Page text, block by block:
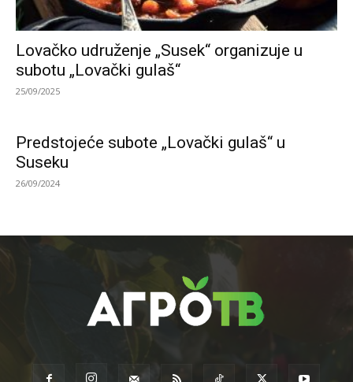
Lovačko udruženje „Susek“ organizuje u
subotu „Lovački gulaš“
25/09/2025
Predstojeće subote „Lovački gulaš“ u
Suseku
26/09/2024